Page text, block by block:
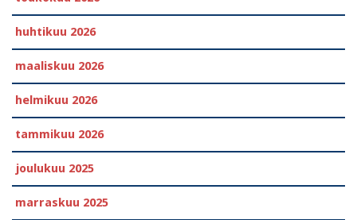
huhtikuu 2026
maaliskuu 2026
helmikuu 2026
tammikuu 2026
joulukuu 2025
marraskuu 2025